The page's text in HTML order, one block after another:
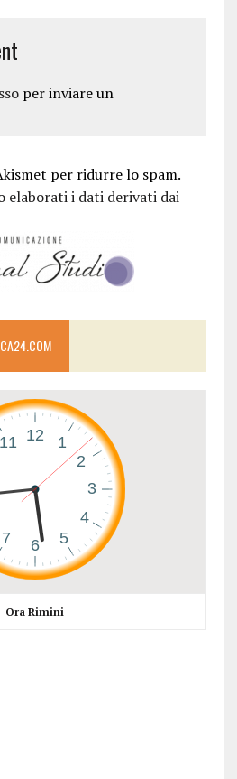
per inviare un
per ridurre lo spam.
elaborati i dati derivati dai
Ora Rimini